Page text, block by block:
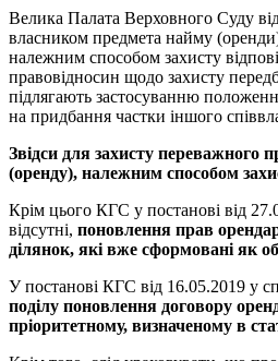
Велика Палата Верховного Суду
власником предмета найму
належним способом захисту
правовідносин щодо захисту
підлягають застосуванню
на придбання частки іншого
Звідси для захисту переважного
(оренду), належним способом
Крім цього КГС у постанові від
відсутні, поновлення прав
ділянок, які вже сформовані як
У постанові КГС від 16.05.2019 у
поділу поновлення договору
пріоритетному, визначеному в